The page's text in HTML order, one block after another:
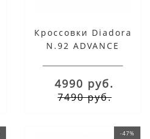
Кроссовки Diadora
N.92 ADVANCE
4990 руб.
7490 руб.
-47%